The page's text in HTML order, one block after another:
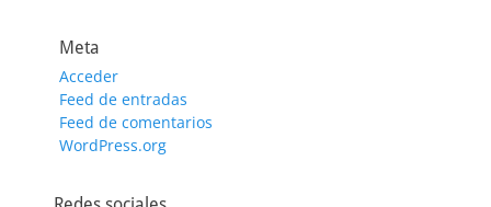
Meta
Acceder
Feed de entradas
Feed de comentarios
WordPress.org